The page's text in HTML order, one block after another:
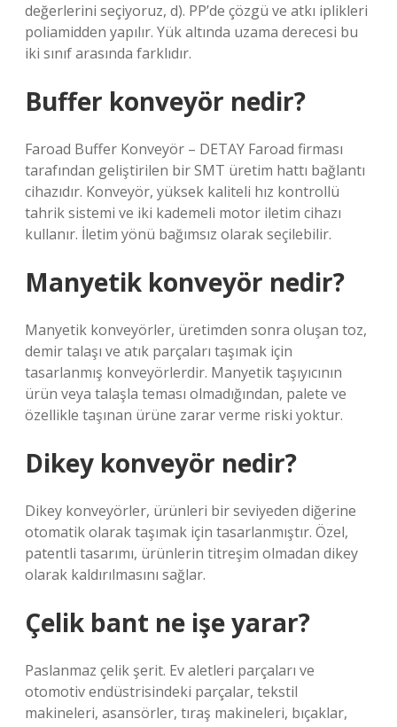
değerlerini seçiyoruz, d). PP’de çözgü ve atkı iplikleri
poliamidden yapılır. Yük altında uzama derecesi bu
iki sınıf arasında farklıdır.
Buffer konveyör nedir?
Faroad Buffer Konveyör – DETAY Faroad firması
tarafından geliştirilen bir SMT üretim hattı bağlantı
cihazıdır. Konveyör, yüksek kaliteli hız kontrollü
tahrik sistemi ve iki kademeli motor iletim cihazı
kullanır. İletim yönü bağımsız olarak seçilebilir.
Manyetik konveyör nedir?
Manyetik konveyörler, üretimden sonra oluşan toz,
demir talaşı ve atık parçaları taşımak için
tasarlanmış konveyörlerdir. Manyetik taşıyıcının
ürün veya talaşla teması olmadığından, palete ve
özellikle taşınan ürüne zarar verme riski yoktur.
Dikey konveyör nedir?
Dikey konveyörler, ürünleri bir seviyeden diğerine
otomatik olarak taşımak için tasarlanmıştır. Özel,
patentli tasarımı, ürünlerin titreşim olmadan dikey
olarak kaldırılmasını sağlar.
Çelik bant ne işe yarar?
Paslanmaz çelik şerit. Ev aletleri parçaları ve
otomotiv endüstrisindeki parçalar, tekstil
makineleri, asansörler, tıraş makineleri, bıçaklar,